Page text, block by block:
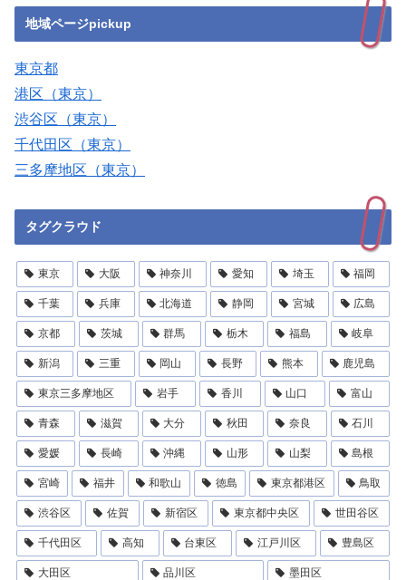
地域ページpickup
東京都
港区（東京）
渋谷区（東京）
千代田区（東京）
三多摩地区（東京）
タグクラウド
東京 大阪 神奈川 愛知 埼玉 福岡
千葉 兵庫 北海道 静岡 宮城 広島
京都 茨城 群馬 栃木 福島 岐阜
新潟 三重 岡山 長野 熊本 鹿児島
東京三多摩地区 岩手 香川 山口 富山
青森 滋賀 大分 秋田 奈良 石川
愛媛 長崎 沖縄 山形 山梨 島根
宮崎 福井 和歌山 徳島 東京都港区 鳥取
渋谷区 佐賀 新宿区 東京都中央区 世田谷区
千代田区 高知 台東区 江戸川区 豊島区
大田区 品川区 墨田区